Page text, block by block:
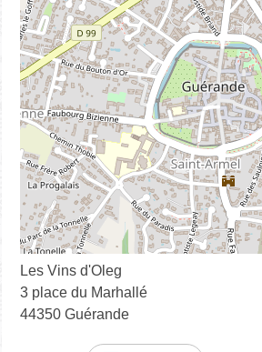
Les Vins d'Oleg
3 place du Marhallé
44350 Guérande